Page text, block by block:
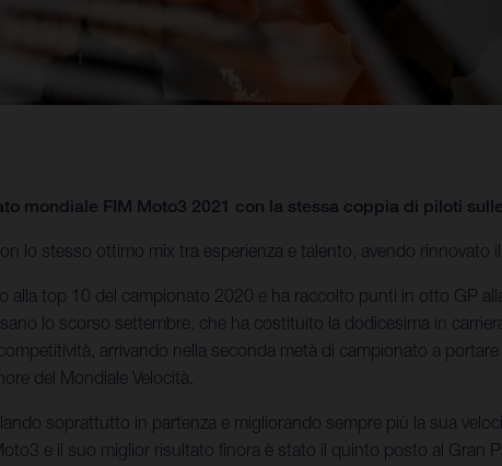
mondiale FIM Moto3 2021 con la stessa coppia di piloti
lo stesso ottimo mix tra esperienza e talento, avendo rinnovato
top 10 del campionato 2020 e ha raccolto punti in otto GP
lo scorso settembre, che ha costituito la dodicesima in
arrivando nella seconda metà di campionato a
del Mondiale Velocità.
soprattutto in partenza e migliorando sempre più la sua
e il suo miglior risultato finora è stato il quinto posto al Gran